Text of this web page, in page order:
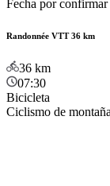
Fecha por confirmar
Randonnée VTT 36 km
36 km
07:30
Bicicleta
Ciclismo de montaña